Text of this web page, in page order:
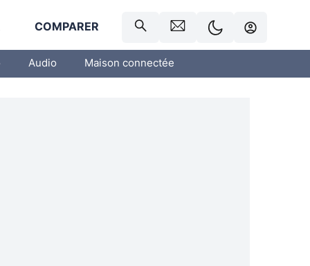
COMPARER
Audio Maison connectée